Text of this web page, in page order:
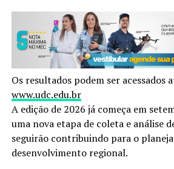
Os resultados podem ser acessados
www.udc.edu.br
A edição de 2026 já começa em
uma nova etapa de coleta e análise
seguirão contribuindo para o
desenvolvimento regional.